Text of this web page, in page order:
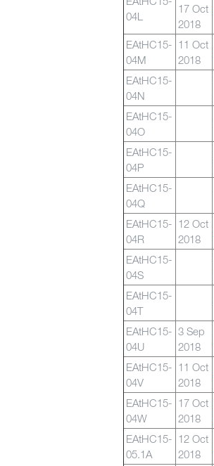
04L
17 Oct
2018
EAtHC15-
04M
11 Oct
2018
EAtHC15-
04N
EAtHC15-
04O
EAtHC15-
04P
EAtHC15-
04Q
EAtHC15-
04R
12 Oct
2018
EAtHC15-
04S
EAtHC15-
04T
EAtHC15-
04U
3 Sep
2018
EAtHC15-
04V
11 Oct
2018
EAtHC15-
04W
17 Oct
2018
EAtHC15-
05.1A
12 Oct
2018